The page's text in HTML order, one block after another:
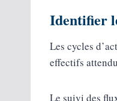
Identifier
Les cycles
effectifs
Le suivi des